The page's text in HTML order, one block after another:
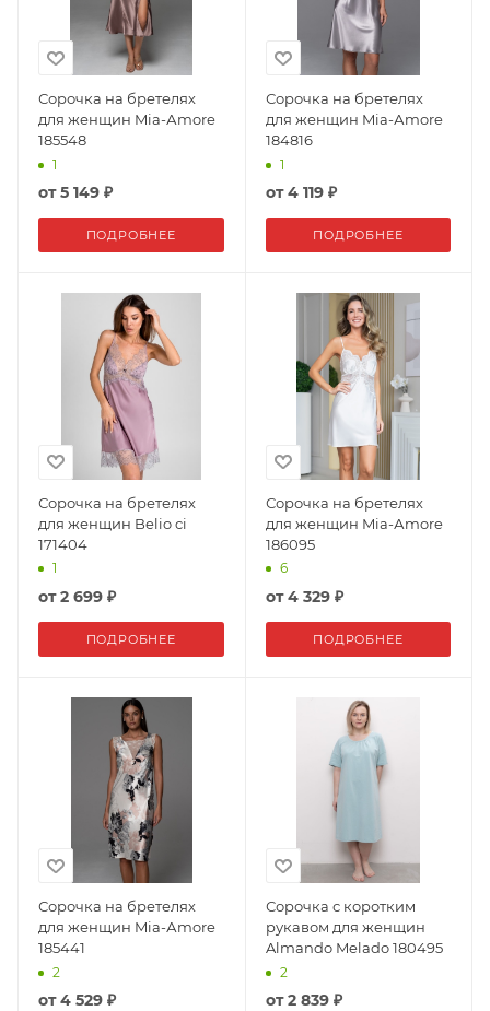
Сорочка на бретелях
для женщин Mia-Аmore
185548
1
от5 149 ₽
ПОДРОБНЕЕ
Сорочка на бретелях
для женщин Mia-Аmore
184816
1
от4 119 ₽
ПОДРОБНЕЕ
Сорочка на бретелях
для женщин Belio ci
171404
1
от2 699 ₽
ПОДРОБНЕЕ
Сорочка на бретелях
для женщин Mia-Аmore
186095
6
от4 329 ₽
ПОДРОБНЕЕ
Сорочка на бретелях
для женщин Mia-Аmore
185441
2
от4 529 ₽
Сорочка с коротким
рукавом для женщин
Almando Melado 180495
2
от2 839 ₽